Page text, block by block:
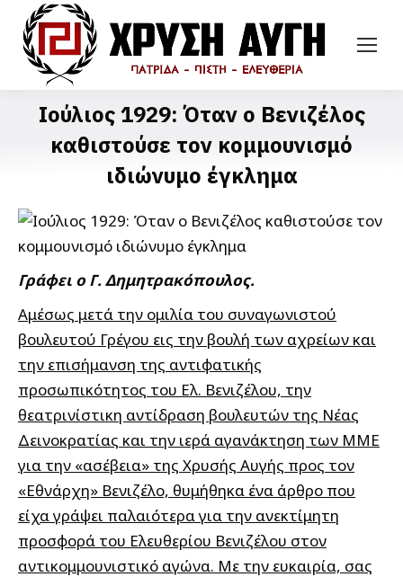
Ιούλιος 1929: Όταν ο Βενιζέλος
καθιστούσε τον κομμουνισμό
ιδιώνυμο έγκλημα
Γράφει ο Γ. Δημητρακόπουλος.
Αμέσως μετά την ομιλία του συναγωνιστού
βουλευτού Γρέγου εις την βουλή των αχρείων και
την επισήμανση της αντιφατικής
προσωπικότητος του Ελ. Βενιζέλου, την
θεατρινίστικη αντίδραση βουλευτών της Νέας
Δεινοκρατίας και την ιερά αγανάκτηση των ΜΜΕ
για την «ασέβεια» της Χρυσής Αυγής προς τον
«Εθνάρχη» Βενιζέλο, θυμήθηκα ένα άρθρο που
είχα γράψει παλαιότερα για την ανεκτίμητη
προσφορά του Ελευθερίου Βενιζέλου στον
αντικομμουνιστικό αγώνα. Με την ευκαιρία, σας